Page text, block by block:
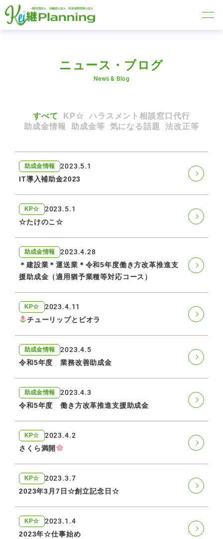
ニュース・ブログ
News & Blog
すべて KP☆
ハラスメント相談窓口代行
助成金情報
助成金等 気になる話題 法改正等
助成金情報
2023.5.1
IT導入補助金2023
KP☆
2023.5.1
☆たけのこ☆
助成金情報
2023.4.28
＊建設業＊運送業＊令和5年度働き方改革推進支
援助成金（適用猶予業種等対応コース）
KP☆
2023.4.11
チューリップとビオラ
助成金情報
2023.4.5
令和5年度 業務改善助成金
助成金情報
2023.4.3
令和5年度 働き方改革推進支援助成金
KP☆
2023.4.2
さくら満開
KP☆
2023.3.7
2023年3月7日☆創立記念日☆
KP☆
2023.1.4
2023年☆仕事始め